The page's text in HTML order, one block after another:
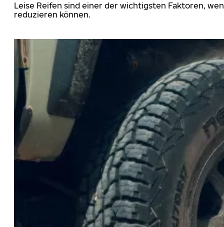
Leise Reifen sind einer der wichtigsten Faktoren,
reduzieren können.